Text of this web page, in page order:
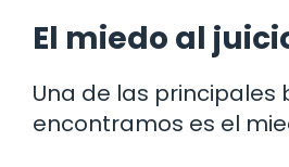
El miedo al
Una de las principales
encontramos es el